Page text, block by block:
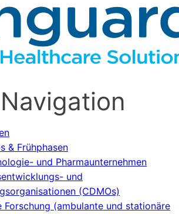
& Frühphasen
und Pharmaunternehmen
und
(CDMOs)
Forschung (ambulante und stationäre